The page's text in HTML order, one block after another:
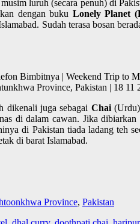
luruh (secara penuh) di
dengan buku Lonely Planet
Sudah terasa bosan
Bimbitnya | Weekend Trip to
Province, Pakistan |
dikenali juga sebagai Chai
di dalam cawan. Jika dibiarkan
di Pakistan tiada ladang teh
di barat Islamabad.
Province, Pakistan